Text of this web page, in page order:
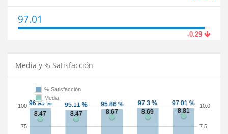
97.01
-0.29
Media y % Satisfacción
75
100
7.5
10.0
% Satisfacción
Media